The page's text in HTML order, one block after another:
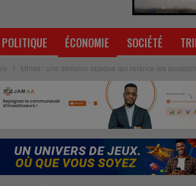
POLITIQUE ÉCONOMIE SOCIÉTÉ
Mines : une décision opaque qui relance les